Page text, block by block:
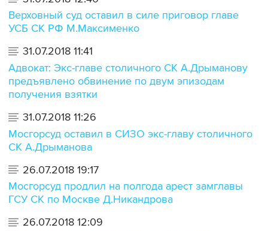
Верховный суд оставил в силе приговор главе
УСБ СК РФ М.Максименко
31.07.2018 11:41
Адвокат: Экс-главе столичного СК А.Дрыманову
предъявлено обвинение по двум эпизодам
получения взятки
31.07.2018 11:26
Мосгорсуд оставил в СИЗО экс-главу столичного
СК А.Дрыманова
26.07.2018 19:17
Мосгорсуд продлил на полгода арест замглавы
ГСУ СК по Москве Д.Никандрова
26.07.2018 12:09